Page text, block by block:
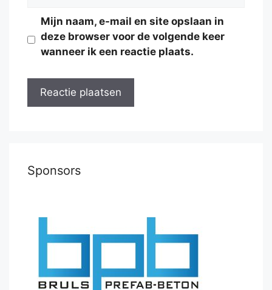
Mijn naam, e-mail en site opslaan in
deze browser voor de volgende keer
wanneer ik een reactie plaats.
Sponsors